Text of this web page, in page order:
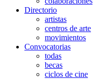
Directorio
artistas
centros de arte
movimientos
Convocatorias
todas
becas
ciclos de cine